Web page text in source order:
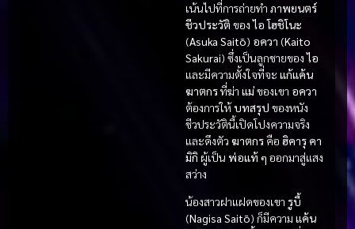
เน้นไปที่การถ่ายทำ ภาพยนตร์
ชีวประวัติ ของไอ โฮชิโนะ
(Asuka Saitō) อควา (Kaito
Sakurai) ซึ่งเป็นลูกชายของไอ
และมีความตั้งใจที่จะ แก้แค้น
ฆาตกรที่ฆ่า แม่ของเขา อควา
ต้องการให้บทสรุป ของหนัง
ชีวประวัตินี้เปิดโปงความจริง
และดึงตัว ฆาตกรคือ ฮิคารุ คา
มิกิ ผู้เป็น พ่อแท้ ๆ ออกมาสู่แสง
สว่าง
น้องสาวฝาแฝดของเขา รูบี้
(Nagisa Saitō) ก็มีความ แค้น